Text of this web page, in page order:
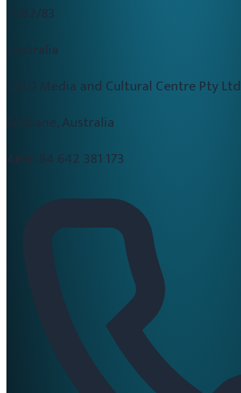
2082/83
Australia
CALD Media and Cultural Centre Pty Ltd
Brisbane, Australia
84 642 381 173